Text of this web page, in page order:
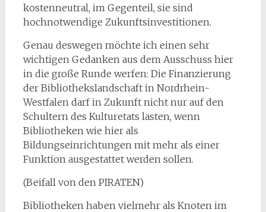
kostenneutral, im Gegenteil, sie sind
hochnotwendige Zukunftsinvestitionen.
Genau deswegen möchte ich einen sehr
wichtigen Gedanken aus dem Ausschuss hier
in die große Runde werfen: Die Finanzierung
der Bibliothekslandschaft in Nordrhein-
Westfalen darf in Zukunft nicht nur auf den
Schultern des Kulturetats lasten, wenn
Bibliotheken wie hier als
Bildungseinrichtungen mit mehr als einer
Funktion ausgestattet werden sollen.
(Beifall von den PIRATEN)
Bibliotheken haben vielmehr als Knoten im